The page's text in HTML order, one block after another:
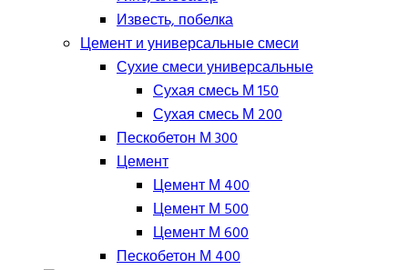
Известь, побелка
Цемент и универсальные смеси
Сухие смеси универсальные
Сухая смесь М 150
Сухая смесь М 200
Пескобетон М 300
Цемент
Цемент М 400
Цемент М 500
Цемент М 600
Пескобетон М 400